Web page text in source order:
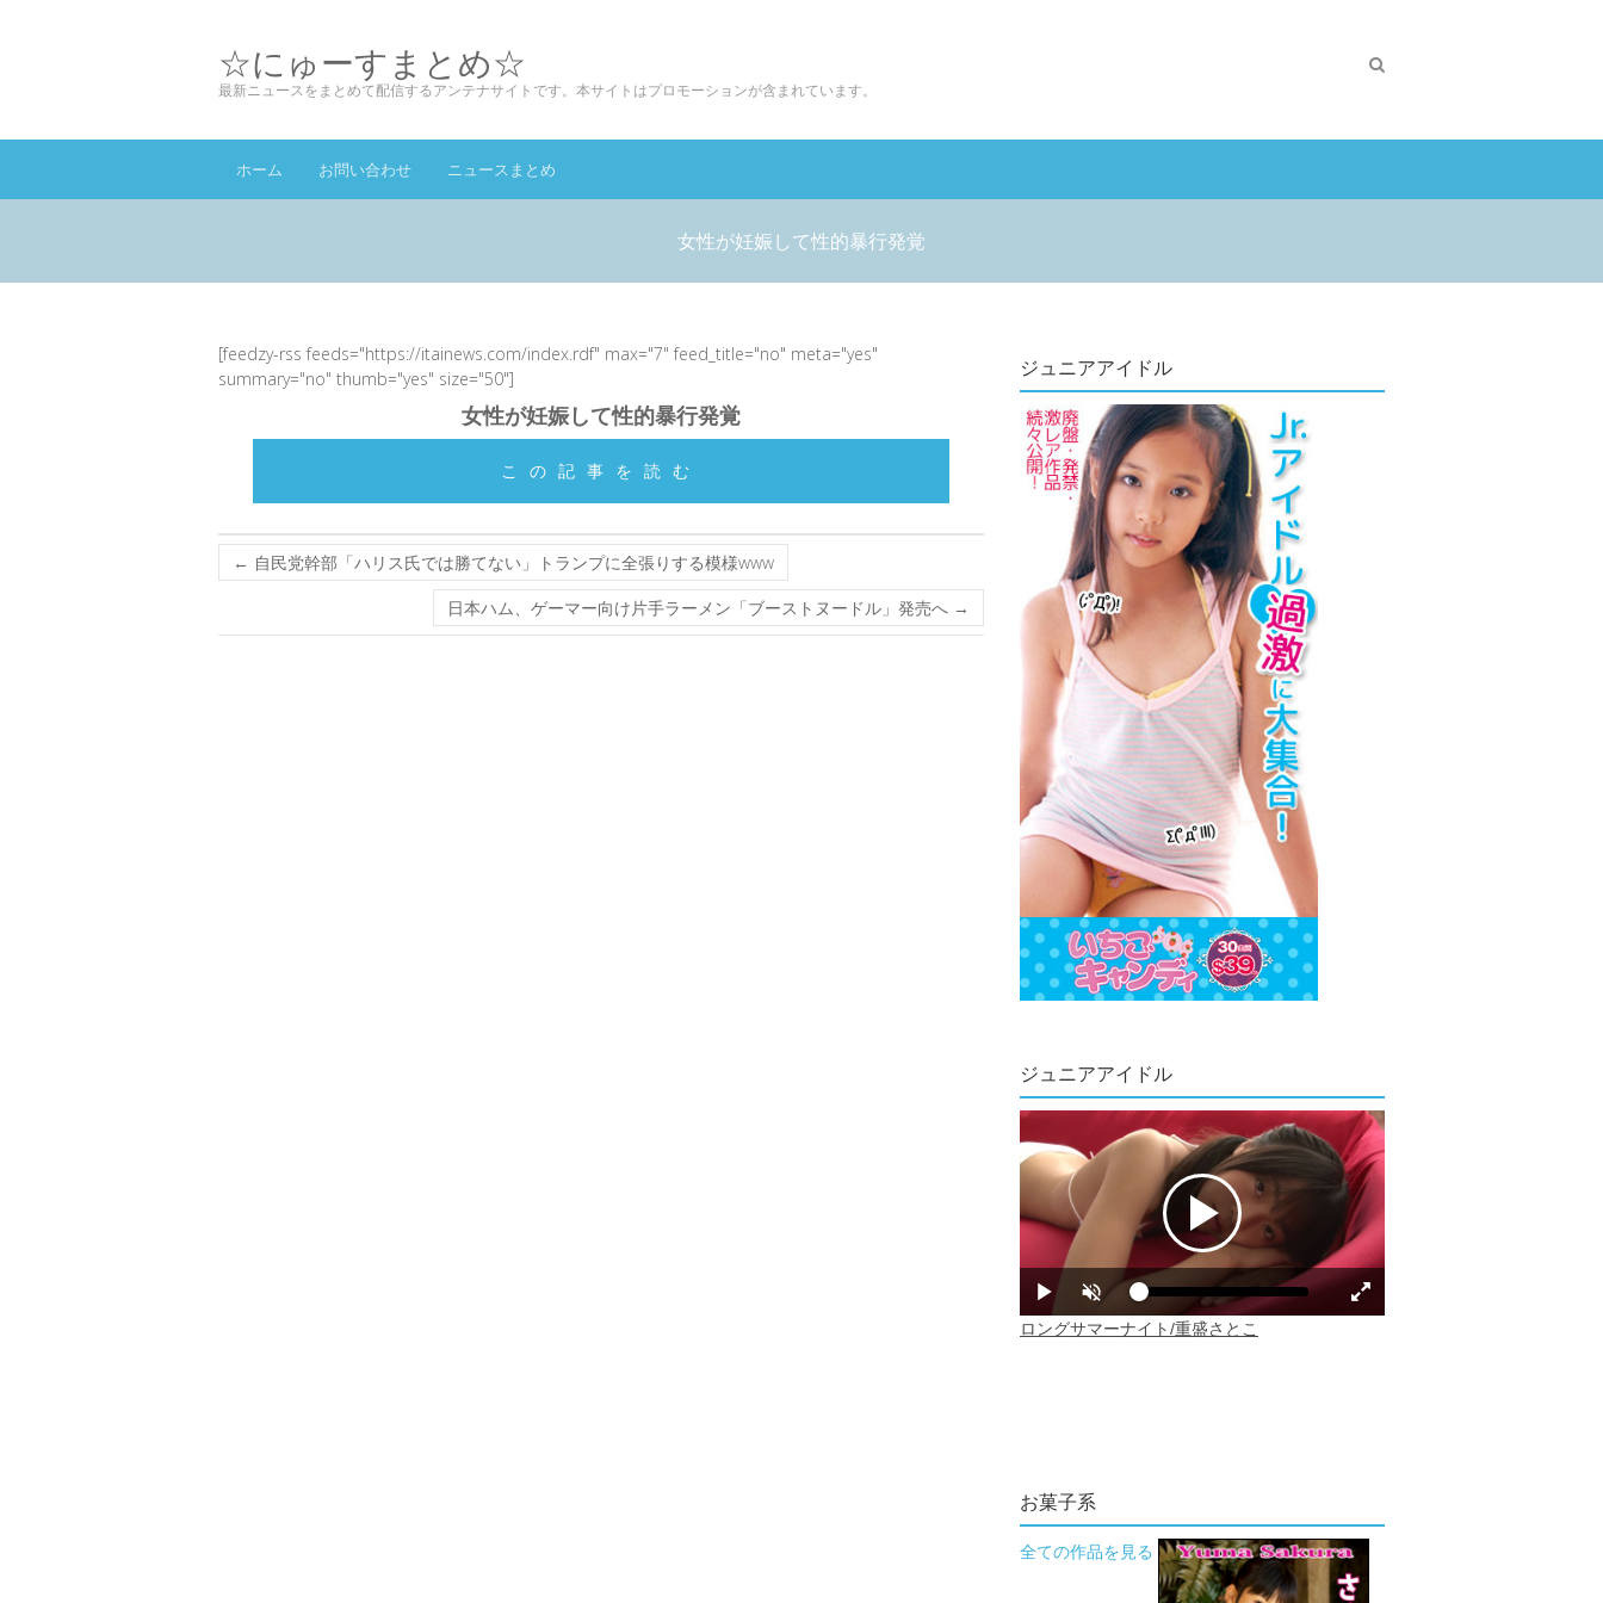
☆にゅーすまとめ☆
最新ニュースをまとめて配信するアンテナサイトです。本サイトはプロモーションが含まれています。
ホーム お問い合わせ ニュースまとめ
女性が妊娠して性的暴行発覚
[feedzy-rss feeds="https://itainews.com/index.rdf" max="7" feed_title="no" meta="yes"
summary="no" thumb="yes" size="50"]
女性が妊娠して性的暴行発覚
この記事を読む
← 自民党幹部「ハリス氏では勝てない」トランプに全張りする模様www
日本ハム、ゲーマー向け片手ラーメン「ブーストヌードル」発売へ →
ジュニアアイドル
ジュニアアイドル
お菓子系
全ての作品を見る